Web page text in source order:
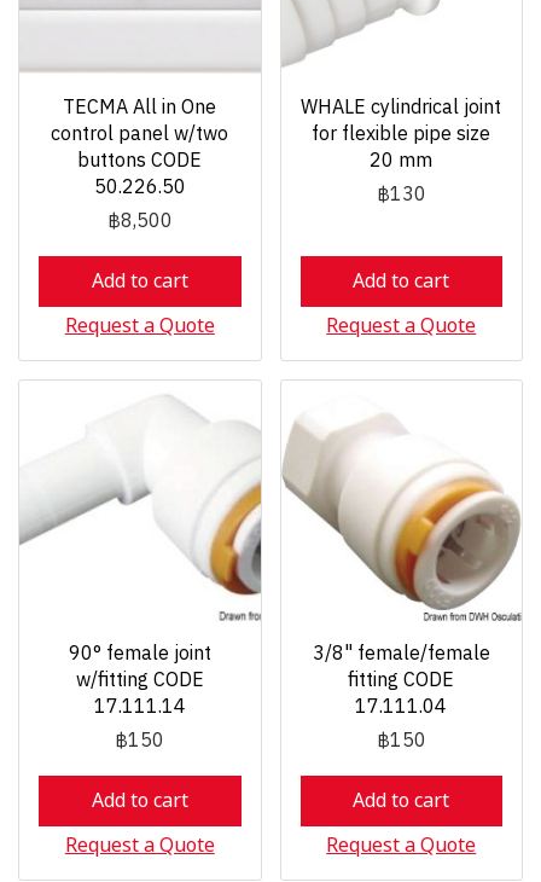
TECMA All in One
control panel w/two
buttons CODE
50.226.50
฿8,500
Add to cart
Request a Quote
WHALE cylindrical joint
for flexible pipe size
20 mm
฿130
Add to cart
Request a Quote
90° female joint
w/fitting CODE
17.111.14
฿150
Add to cart
Request a Quote
3/8" female/female
fitting CODE
17.111.04
฿150
Add to cart
Request a Quote